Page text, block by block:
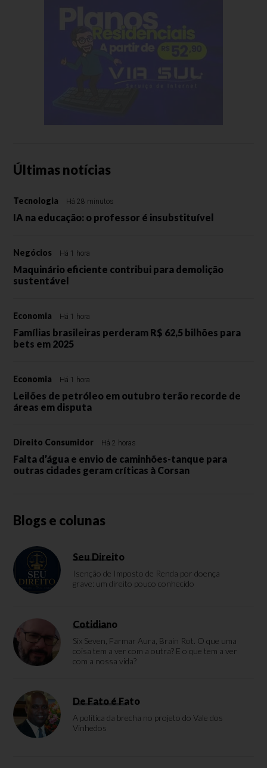
Últimas notícias
Tecnologia Há 28 minutos
IA na educação: o professor é insubstituível
Negócios Há 1 hora
Maquinário eficiente contribui para demolição
sustentável
Economia Há 1 hora
Famílias brasileiras perderam R$ 62,5 bilhões para
bets em 2025
Economia Há 1 hora
Leilões de petróleo em outubro terão recorde de
áreas em disputa
Direito Consumidor Há 2 horas
Falta d’água e envio de caminhões-tanque para
outras cidades geram críticas à Corsan
Blogs e colunas
Seu Direito
Isenção de Imposto de Renda por doença
grave: um direito pouco conhecido
Cotidiano
Six Seven, Farmar Aura, Brain Rot. O que uma
coisa tem a ver com a outra? E o que tem a ver
com a nossa vida?
De Fato é Fato
A política da brecha no projeto do Vale dos
Vinhedos